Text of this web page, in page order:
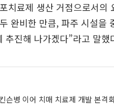
치료제 생산 거점으로서
완비한 만큼, 파주 시설을
추진해 나가겠다”라고 말했
슨병 이어 치매 치료제 개발 본격